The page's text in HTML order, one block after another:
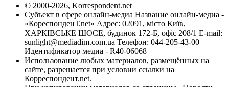
© 2000-2026, Korrespondent.net
Субъект в сфере онлайн-медиа Название онлайн-медиа -
«КореспонденТ.net» Адрес: 02091, місто Київ,
ХАРКІВСЬКЕ ШОСЕ, будинок 172-Б, офіс 208/1 E-mail:
sunlight@mediadim.com.ua Телефон: 044-205-43-00
Идентификатор медиа - R40-06068
Использование любых материалов, размещённых на
сайте, разрешается при условии ссылки на
Корреспондент.net.